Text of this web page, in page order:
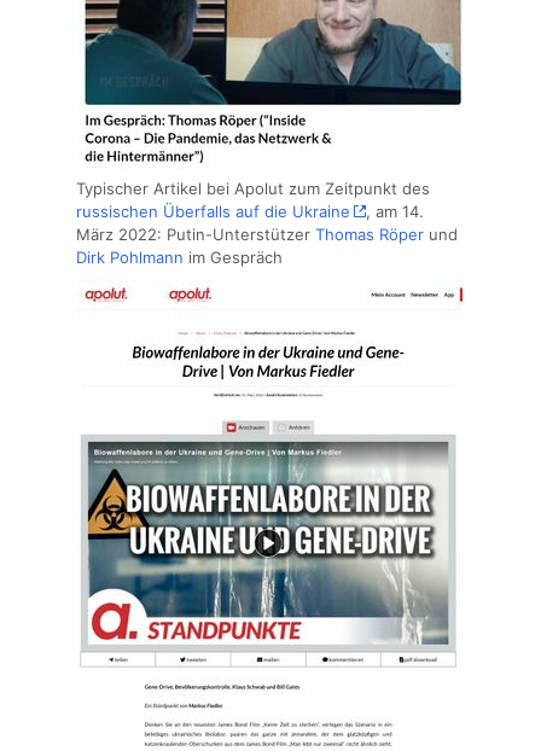
Typischer Artikel bei Apolut zum Zeitpunkt des
russischen Überfalls auf die Ukraine
, am 14.
März 2022: Putin-Unterstützer Thomas Röper und
Dirk Pohlmann im Gespräch